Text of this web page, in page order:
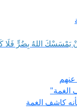
يَمْسَسْكَ اللهُ بِضُرٍّ فَلَا
الغمة"
كاشف الغمة